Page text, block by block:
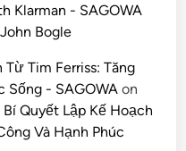
Klarman - SAGOWA
Bogle
Tim Ferriss: Tăng
Sống - SAGOWA on
Quyết Lập Kế Hoạch
Và Hạnh Phúc